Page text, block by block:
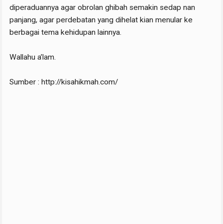
diperaduannya agar obrolan ghibah semakin sedap nan
panjang, agar perdebatan yang dihelat kian menular ke
berbagai tema kehidupan lainnya.
Wallahu a’lam.
Sumber : http://kisahikmah.com/